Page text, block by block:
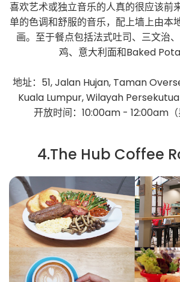
喜欢艺术或独立音乐的人真的很应该前
单的色调和舒服的音乐，配上墙上由本
画。至于餐点包括法式吐司、三文治
鸡、意大利面和Baked
地址：51, Jalan Hujan, Taman
Kuala Lumpur, Wilayah
开放时间：10:00am - 12:00am（
4.The Hub Coffee